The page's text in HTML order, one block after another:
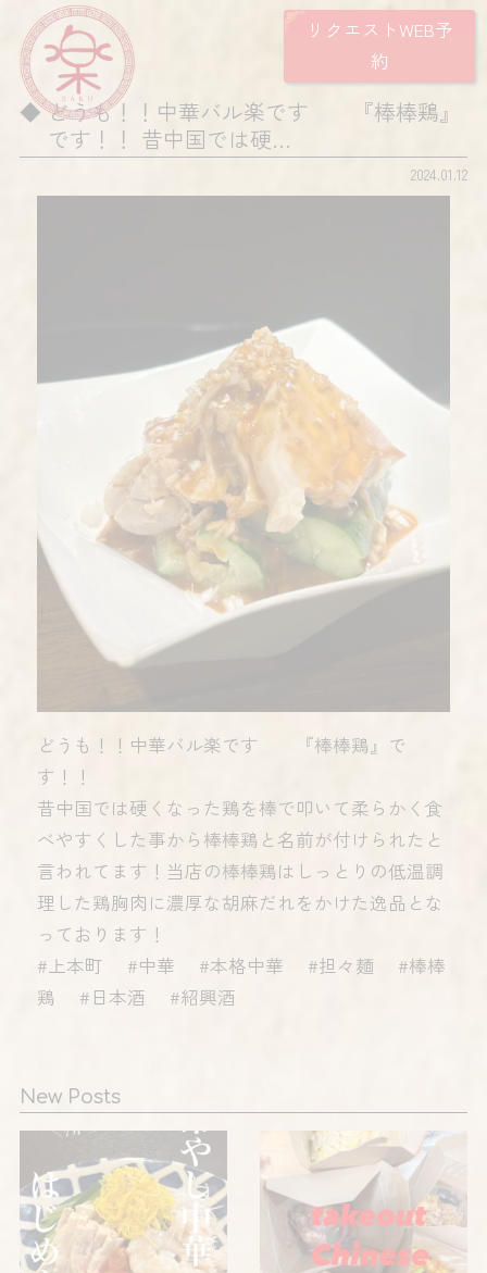
リクエストWEB予
約
どうも！！中華バル楽です 『棒棒鶏』
です！！ 昔中国では硬…
2024.01.12
どうも！！中華バル楽です 『棒棒鶏』で
す！！
昔中国では硬くなった鶏を棒で叩いて柔らかく食
べやすくした事から棒棒鶏と名前が付けられたと
言われてます！当店の棒棒鶏はしっとりの低温調
理した鶏胸肉に濃厚な胡麻だれをかけた逸品とな
っております！
#上本町 #中華 #本格中華 #担々麺 #棒棒
鶏 #日本酒 #紹興酒
New Posts